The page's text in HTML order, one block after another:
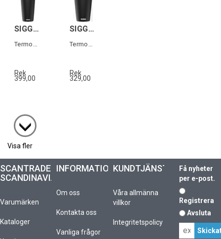
SIGG NESO CUP Svart 0,4 L
Rek
399,00
SIGG NESO CUP Svart 0,3 L
Rek
329,00
Visa fler
SCANTRADE
SCANDINAVIA
Varumärken
Kataloger
INFORMATION
Om oss
Kontakta oss
Vanliga frågor
KUNDTJÄNST
Våra allmänna
villkor
Integritetspolicy
Få nyheter
per e-post.
Registrera
Avsluta